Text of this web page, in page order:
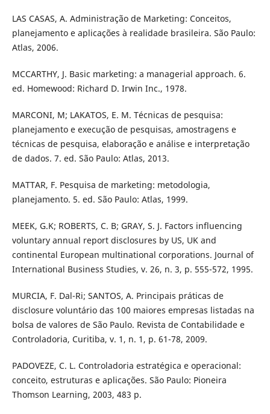
LAS CASAS, A. Administração de Marketing: Conceitos,
planejamento e aplicações à realidade brasileira. São Paulo:
Atlas, 2006.
MCCARTHY, J. Basic marketing: a managerial approach. 6.
ed. Homewood: Richard D. Irwin Inc., 1978.
MARCONI, M; LAKATOS, E. M. Técnicas de pesquisa:
planejamento e execução de pesquisas, amostragens e
técnicas de pesquisa, elaboração e análise e interpretação
de dados. 7. ed. São Paulo: Atlas, 2013.
MATTAR, F. Pesquisa de marketing: metodologia,
planejamento. 5. ed. São Paulo: Atlas, 1999.
MEEK, G.K; ROBERTS, C. B; GRAY, S. J. Factors influencing
voluntary annual report disclosures by US, UK and
continental European multinational corporations. Journal of
International Business Studies, v. 26, n. 3, p. 555-572, 1995.
MURCIA, F. Dal-Ri; SANTOS, A. Principais práticas de
disclosure voluntário das 100 maiores empresas listadas na
bolsa de valores de São Paulo. Revista de Contabilidade e
Controladoria, Curitiba, v. 1, n. 1, p. 61-78, 2009.
PADOVEZE, C. L. Controladoria estratégica e operacional:
conceito, estruturas e aplicações. São Paulo: Pioneira
Thomson Learning, 2003, 483 p.